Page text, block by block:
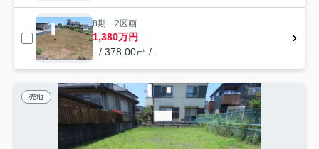
8期 2区画
1,380万円
- / 378.00㎡ / -
売地